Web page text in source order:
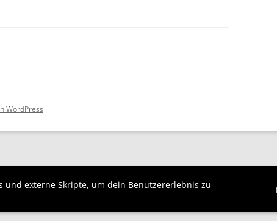
und externe Skripte, um dein Benutzererlebnis zu
WordPress